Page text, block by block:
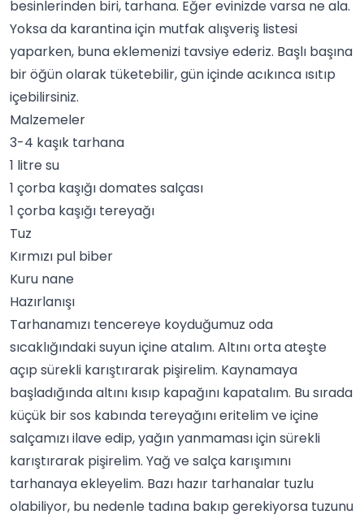
besinlerinden biri, tarhana. Eğer evinizde varsa ne ala.
Yoksa da karantina için mutfak alışveriş listesi
yaparken, buna eklemenizi tavsiye ederiz. Başlı başına
bir öğün olarak tüketebilir, gün içinde acıkınca ısıtıp
içebilirsiniz.
Malzemeler
3-4 kaşık tarhana
1 litre su
1 çorba kaşığıdomates salçası
1 çorba kaşığı tereyağı
Tuz
Kırmızı pul biber
Kuru nane
Hazırlanışı
Tarhanamızı tencereye koyduğumuz oda
sıcaklığındaki suyun içine atalım. Altını orta ateşte
açıp sürekli karıştırarak pişirelim. Kaynamaya
başladığında altını kısıp kapağını kapatalım. Bu sırada
küçük bir sos kabında tereyağını eritelim ve içine
salçamızı ilave edip, yağın yanmaması için sürekli
karıştırarak pişirelim. Yağ vesalça karışımını
tarhanaya ekleyelim. Bazı hazır tarhanalar tuzlu
olabiliyor, bu nedenle tadına bakıp gerekiyorsa tuzunu